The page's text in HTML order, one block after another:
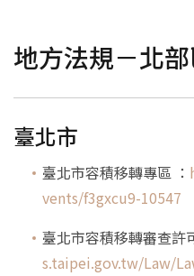
容移成功案例
容積移轉說明
容移法規彙整
聯絡精誠
地方法規－北
臺北市
臺北市容積移轉專區 ：
vents/f3gxcu9-10547
臺北市容積移轉審查許
s.taipei.gov.tw/Law/